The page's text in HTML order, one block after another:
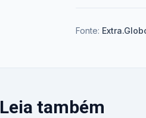
Fonte:
Leia também